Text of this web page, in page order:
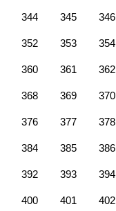
344 345 346
352 353 354
360 361 362
368 369 370
376 377 378
384 385 386
392 393 394
400 401 402